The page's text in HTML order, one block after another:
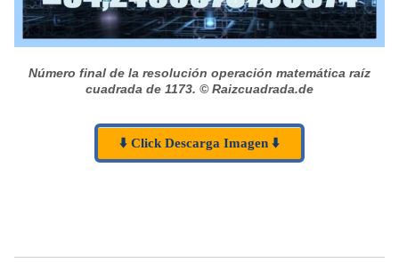
Número final de la resolución operación matemática raíz
cuadrada de 1173. © Raizcuadrada.de
⬇️ Click Descarga Imagen ⬇️